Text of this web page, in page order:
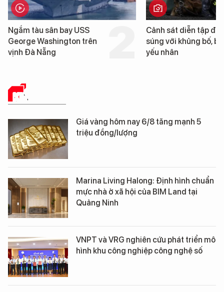
Ngắm tàu sân bay USS
George Washington trên
vịnh Đà Nẵng
Cảnh sát diễn tập
súng với khủng bố,
yếu nhân
KINH TẾ SỐ
Giá vàng hôm nay 6/8 tăng mạnh 5
triệu đồng/lượng
Marina Living Halong: Định hình chuẩn
mực nhà ở xã hội của BIM Land tại
Quảng Ninh
VNPT và VRG nghiên cứu phát triển mô
hình khu công nghiệp công nghệ số